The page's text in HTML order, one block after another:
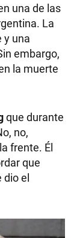
una de las
La
y una
embargo,
la muerte
que durante
no,
frente. Él
que
dio el